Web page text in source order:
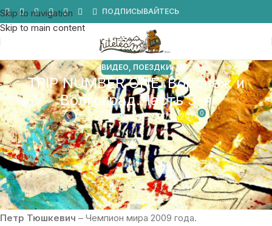
Skip to navigation
Skip to main content
ПОДПИСЫВАЙТЕСЬ
ВИДЕО, ПОЕЗДКИ
TRIP NUMBER ONE. Воронеж и
Волгоград.Часть 3-я
Игорь КремнёвОт 20.12.2011 0
Константин Бобовик и проект Naoba2
представляет первый Российский кайт-трип по
топовым спотам нашей родины.
В главных ролях:
Петр Тюшкевич – Чемпион мира 2009 года.